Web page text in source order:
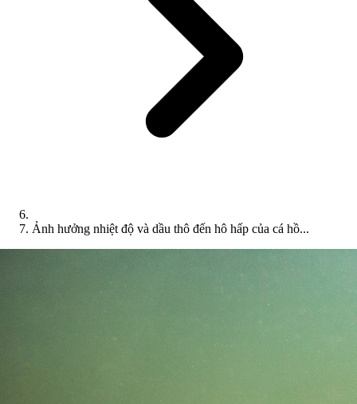
Ảnh hưởng nhiệt độ và dầu thô đến hô hấp của cá hồ...